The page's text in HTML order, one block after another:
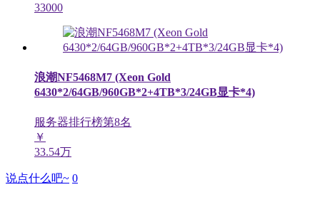
33000
浪潮NF5468M7 (Xeon Gold
6430*2/64GB/960GB*2+4TB*3/24GB显卡*4)
服务器排行榜第8名
￥
33.54万
说点什么吧~ 0